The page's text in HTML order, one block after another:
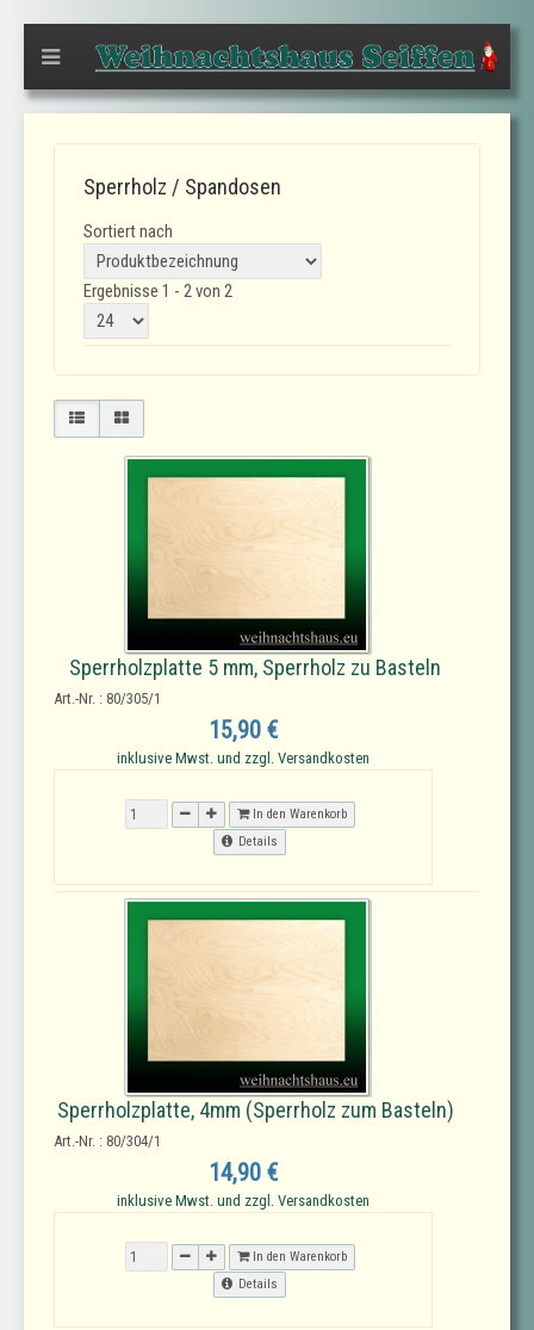
Sperrholz / Spandosen
Sortiert nach
Ergebnisse 1 - 2 von 2
Sperrholzplatte 5 mm, Sperrholz zu Basteln
Art.-Nr. : 80/305/1
15,90 €
inklusive Mwst. und zzgl. Versandkosten
In den Warenkorb
Details
Sperrholzplatte, 4mm (Sperrholz zum Basteln)
Art.-Nr. : 80/304/1
14,90 €
inklusive Mwst. und zzgl. Versandkosten
In den Warenkorb
Details